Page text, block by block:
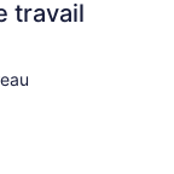
travail